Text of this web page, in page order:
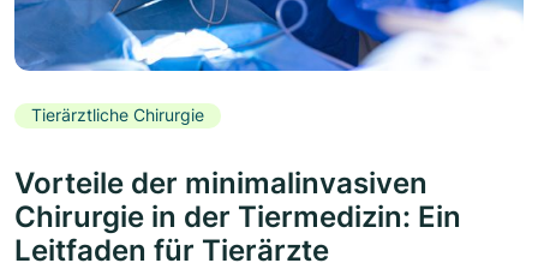
Tierärztliche Chirurgie
Vorteile der minimalinvasiven
Chirurgie in der Tiermedizin: Ein
Leitfaden für Tierärzte